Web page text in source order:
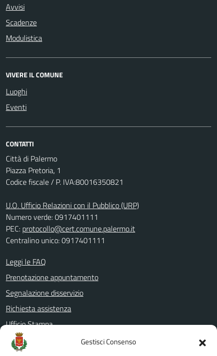
Gestisci Consenso
Avvisi
Scadenze
Modulistica
VIVERE IL COMUNE
Luoghi
Eventi
CONTATTI
Città di Palermo
Piazza Pretoria, 1
Codice fiscale / P. IVA:80016350821
U.O. Ufficio Relazioni con il Pubblico (URP)
Numero verde: 0917401111
PEC: protocollo@cert.comune.palermo.it
Centralino unico: 0917401111
Leggi le FAQ
Prenotazione appuntamento
Segnalazione disservizio
Richiesta assistenza
Ufficio Stampa
Amministrazione Trasparente